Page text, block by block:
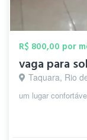
R$ 800,00 por
vaga para
Taquara, Rio
um lugar